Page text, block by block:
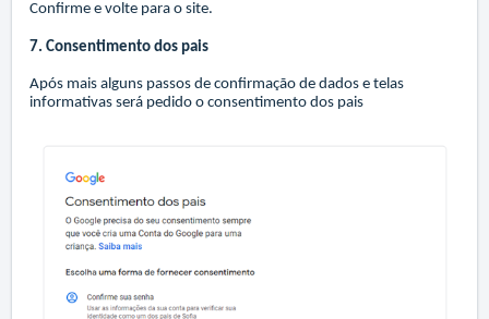
Confirme e volte para o site.
7. Consentimento dos pais
Após mais alguns passos de confirmação de dados e telas
informativas será pedido o consentimento dos pais